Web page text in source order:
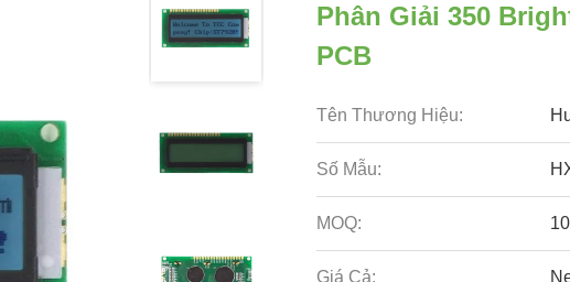
Phân Giải 350
PCB
Tên Thương Hiệu:
Số Mẫu:
MOQ:
Giá Cả: